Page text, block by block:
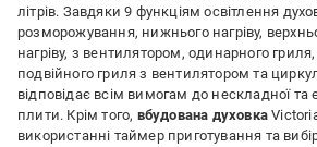
літрів. Завдяки 9 функціям освітлення
розморожування, нижнього нагріву,
нагріву, з вентилятором, одинарного
подвійного гриля з вентилятором та
відповідає всім вимогам до нескладної та
плити. Крім того, вбудована духовка
використанні таймер приготування та